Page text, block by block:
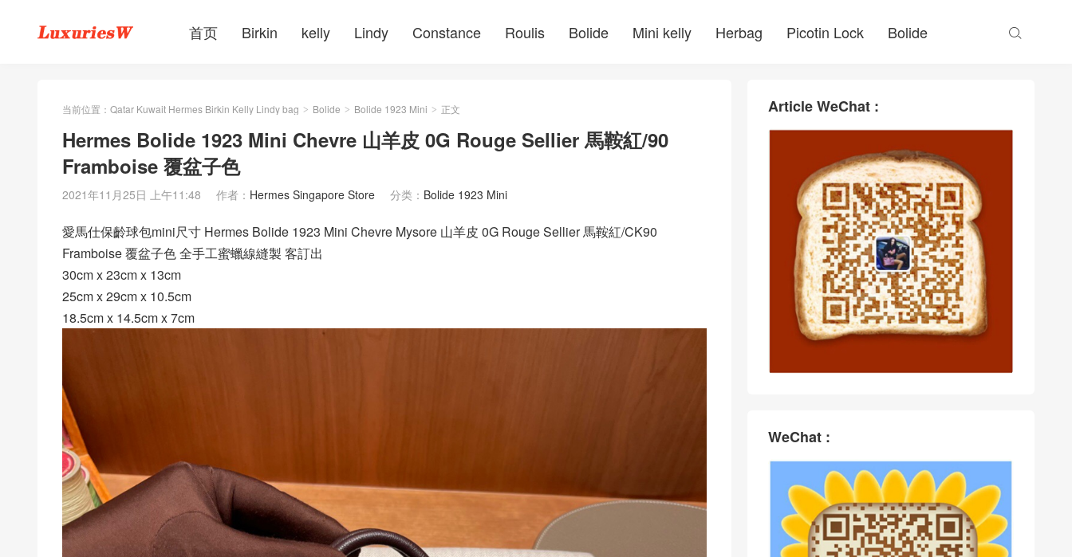
首页 Birkin kelly Lindy Constance Roulis Bolide Mini kelly Herbag Picotin Lock Bolide 
当前位置： Qatar Kuwait Hermes Birkin Kelly Lindy bag > Bolide > Bolide 1923 Mini > 正文
Hermes Bolide 1923 Mini Chevre 山羊皮 0G Rouge Sellier 馬鞍紅/90
Framboise 覆盆子色
2021年11月25日 上午11:48 作者： Hermes Singapore Store 分类： Bolide 1923 Mini
愛馬仕保齡球包mini尺寸 Hermes Bolide 1923 Mini Chevre Mysore 山羊皮 0G Rouge Sellier 馬鞍紅/CK90
Framboise 覆盆子色 全手工蜜蠟線縫製 客訂出
30cm x 23cm x 13cm
25cm x 29cm x 10.5cm
18.5cm x 14.5cm x 7cm
Article WeChat :
WeChat :